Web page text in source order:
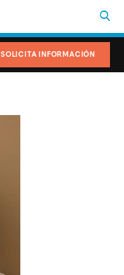
SOLICITA INFORMACIÓN